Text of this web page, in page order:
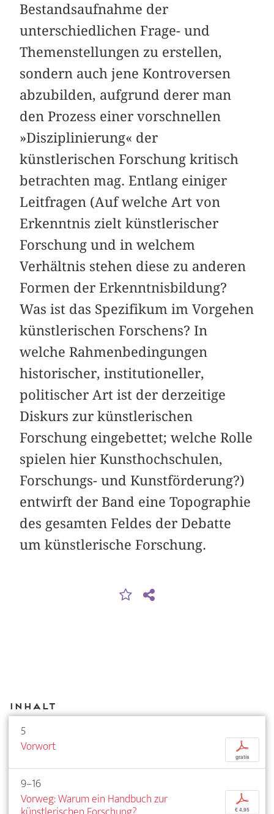
Bestandsaufnahme der
unterschiedlichen Frage- und
Themenstellungen zu erstellen,
sondern auch jene Kontroversen
abzubilden, aufgrund derer man
den Prozess einer vorschnellen
»Disziplinierung« der
künstlerischen Forschung kritisch
betrachten mag. Entlang einiger
Leitfragen (Auf welche Art von
Erkenntnis zielt künstlerischer
Forschung und in welchem
Verhältnis stehen diese zu anderen
Formen der Erkenntnisbildung?
Was ist das Spezifikum im Vorgehen
künstlerischen Forschens? In
welche Rahmenbedingungen
historischer, institutioneller,
politischer Art ist der derzeitige
Diskurs zur künstlerischen
Forschung eingebettet; welche Rolle
spielen hier Kunsthochschulen,
Forschungs- und Kunstförderung?)
entwirft der Band eine Topographie
des gesamten Feldes der Debatte
um künstlerische Forschung.
Inhalt
5
Vorwort
p
gratis
9–16
Vorweg: Warum ein Handbuch zur
p
€ 4,95